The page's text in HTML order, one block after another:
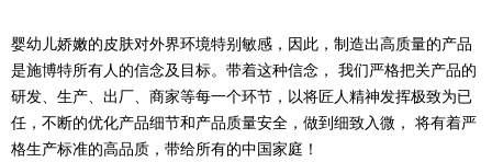
婴幼儿娇嫩的皮肤对外界环境特别敏感，因此，制造出高质量的产品
是施博特所有人的信念及目标。带着这种信念， 我们严格把关产品的
研发、生产、出厂、商家等每一个环节，以将匠人精神发挥极致为已
任，不断的优化产品细节和产品质量安全，做到细致入微， 将有着严
格生产标准的高品质，带给所有的中国家庭！